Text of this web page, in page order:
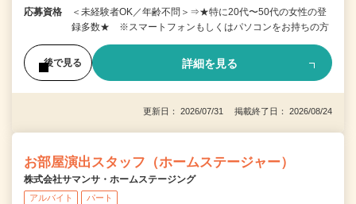
応募資格
＜未経験者OK／年齢不問＞⇒★特に20代〜50代の女性の登
録多数★ ※スマートフォンもしくはパソコンをお持ちの方
後で見る 詳細を見る
更新日： 2026/07/31 掲載終了日： 2026/08/24
お部屋演出スタッフ（ホームステージャー）
株式会社サマンサ・ホームステージング
アルバイト パート